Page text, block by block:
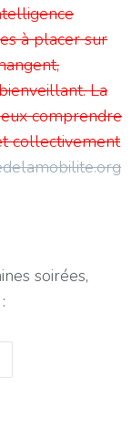
à placer sur
La
comprendre
collectivement
soirées,